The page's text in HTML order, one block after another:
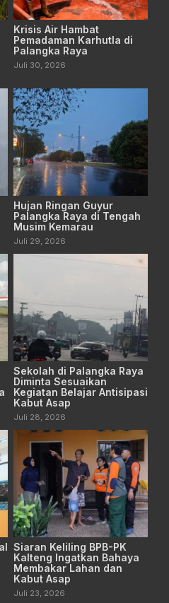
Krisis Air Hambat
Pemadaman Karhutla di
Palangka Raya
Juli 30, 2026
Hujan Ringan Guyur
Palangka Raya di Tengah
Musim Kemarau
Juli 29, 2026
Sekolah di Palangka Raya
Diminta Sesuaikan
Kegiatan Belajar Antisipasi
Kabut Asap
Juli 28, 2026
Siaran Keliling BPB-PK
Kalteng Ingatkan Bahaya
Membakar Lahan dan
Kabut Asap
Juli 23, 2026